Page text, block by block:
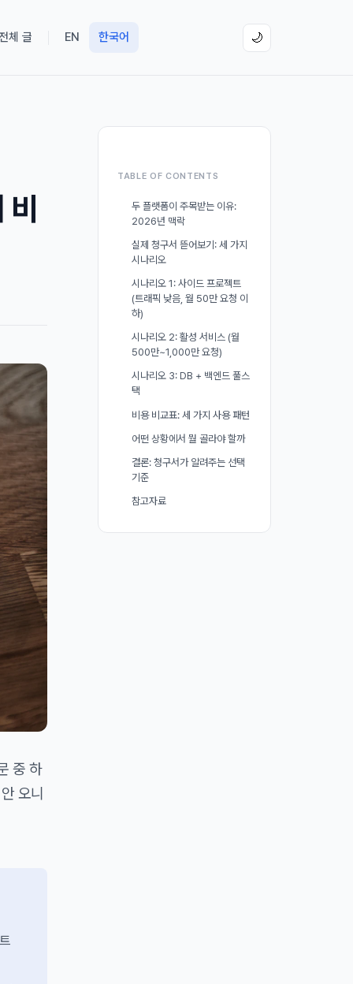
체 글 EN 한국어 🌙
중 하
오니
TABLE OF CONTENTS
두 플랫폼이 주목받는 이유:
2026년 맥락
실제 청구서 뜯어보기: 세 가지
시나리오
시나리오 1: 사이드 프로젝트
(트래픽 낮음, 월 50만 요청 이
하)
시나리오 2: 활성 서비스 (월
500만~1,000만 요청)
시나리오 3: DB + 백엔드 풀스
택
비용 비교표: 세 가지 사용 패턴
어떤 상황에서 뭘 골라야 할까
결론: 청구서가 알려주는 선택
기준
참고자료